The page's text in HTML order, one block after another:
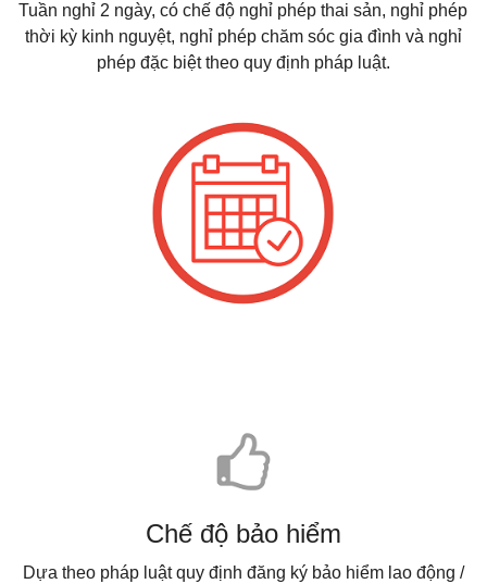
Tuần nghỉ 2 ngày, có chế độ nghỉ phép thai sản, nghỉ phép
thời kỳ kinh nguyệt, nghỉ phép chăm sóc gia đình và nghỉ
phép đặc biệt theo quy định pháp luật.
Chế độ bảo hiểm
Dựa theo pháp luật quy định đăng ký bảo hiểm lao động /